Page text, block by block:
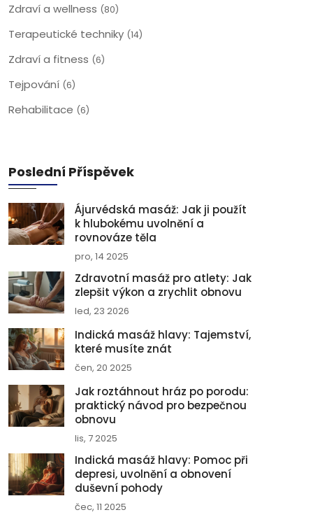
Zdraví a wellness (80)
Terapeutické techniky (14)
Zdraví a fitness (6)
Tejpování (6)
Rehabilitace (6)
Poslední Příspěvek
Ájurvédská masáž: Jak ji použít
k hlubokému uvolnění a
rovnováze těla
pro, 14 2025
Zdravotní masáž pro atlety: Jak
zlepšit výkon a zrychlit obnovu
led, 23 2026
Indická masáž hlavy: Tajemství,
které musíte znát
čen, 20 2025
Jak roztáhnout hráz po porodu:
praktický návod pro bezpečnou
obnovu
lis, 7 2025
Indická masáž hlavy: Pomoc při
depresi, uvolnění a obnovení
duševní pohody
čec, 11 2025